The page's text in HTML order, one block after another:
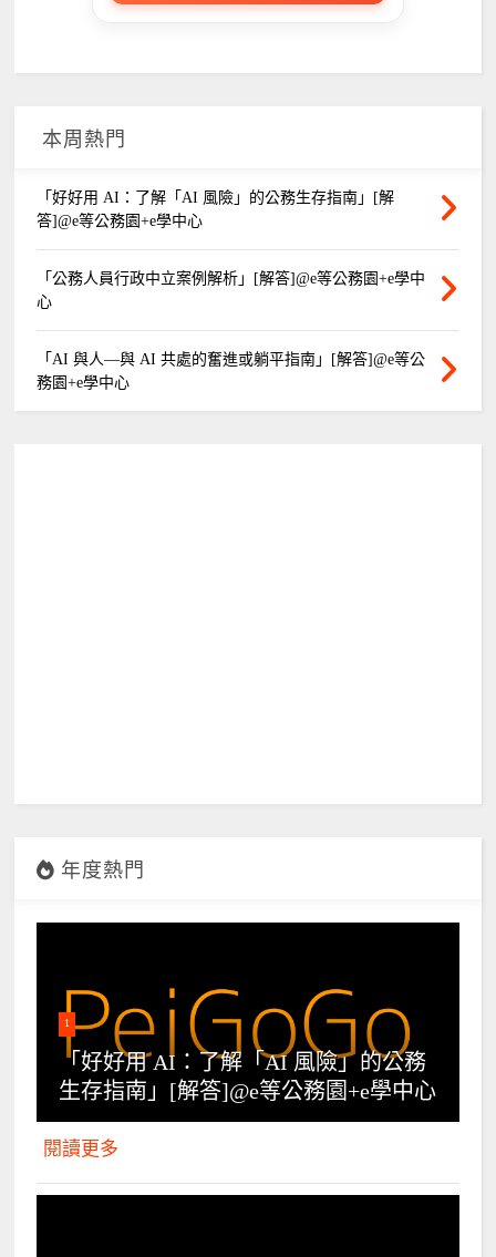
本周熱門
「好好用 AI：了解「AI 風險」的公務生存指南」[解
答]@e等公務園+e學中心
「公務人員行政中立案例解析」[解答]@e等公務園+e學中
心
「AI 與人—與 AI 共處的奮進或躺平指南」[解答]@e等公
務園+e學中心
年度熱門
1
「好好用 AI：了解「AI 風險」的公務
生存指南」[解答]@e等公務園+e學中心
閱讀更多